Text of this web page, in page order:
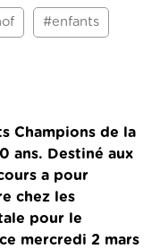
#enfants
Champions de la
ans. Destiné aux
a pour
chez les
pour le
mercredi 2 mars